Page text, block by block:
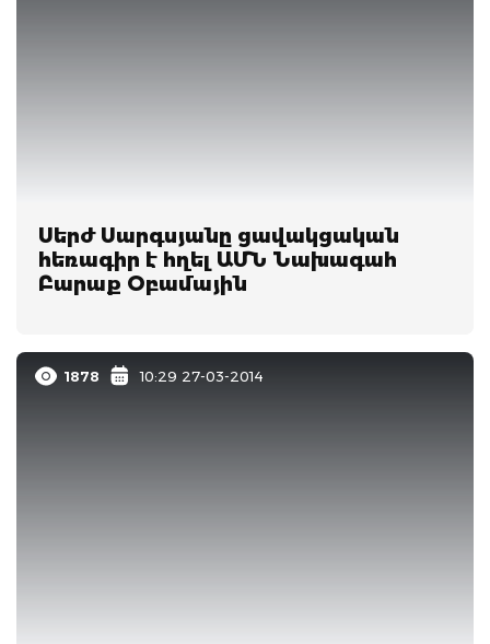
Սերժ Սարգսյանը ցավակցական
հեռագիր է հղել ԱՄՆ Նախագահ
Բարաք Օբամային
1878 10:29 27-03-2014